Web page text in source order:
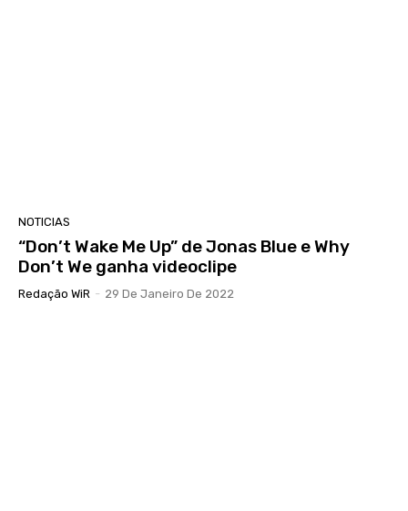
NOTICIAS
“Don’t Wake Me Up” de Jonas Blue e Why
Don’t We ganha videoclipe
Redação WiR - 29 De Janeiro De 2022